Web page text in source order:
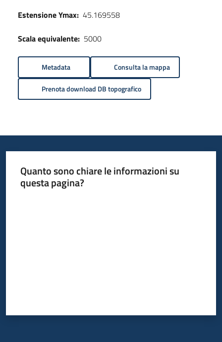
Estensione Ymax: 45.169558
Scala equivalente: 5000
Metadata Consulta la mappa
Prenota download DB topografico
Quanto sono chiare le informazioni su
questa pagina?